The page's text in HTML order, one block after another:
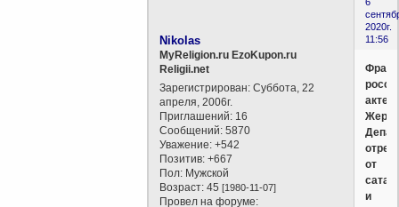
2020г.
11:56
Nikolas
MyReligion.ru EzoKupon.ru
Religii.net
Зарегистрирован: Суббота, 22
апреля, 2006г.
Приглашений: 16
Сообщений: 5870
Уважение: +542
Позитив: +667
Пол: Мужской
Возраст: 45[1980-11-07]
Провел на форуме:
актер,
Жерар
от
и